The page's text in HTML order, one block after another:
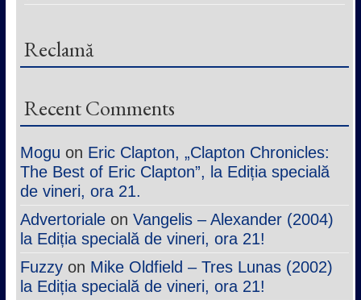
Reclamă
Recent Comments
Mogu on Eric Clapton, „Clapton Chronicles:
The Best of Eric Clapton”, la Ediția specială
de vineri, ora 21.
Advertorialeon Vangelis – Alexander (2004)
la Ediția specială de vineri, ora 21!
Fuzzyon Mike Oldfield – Tres Lunas (2002)
la Ediția specială de vineri, ora 21!